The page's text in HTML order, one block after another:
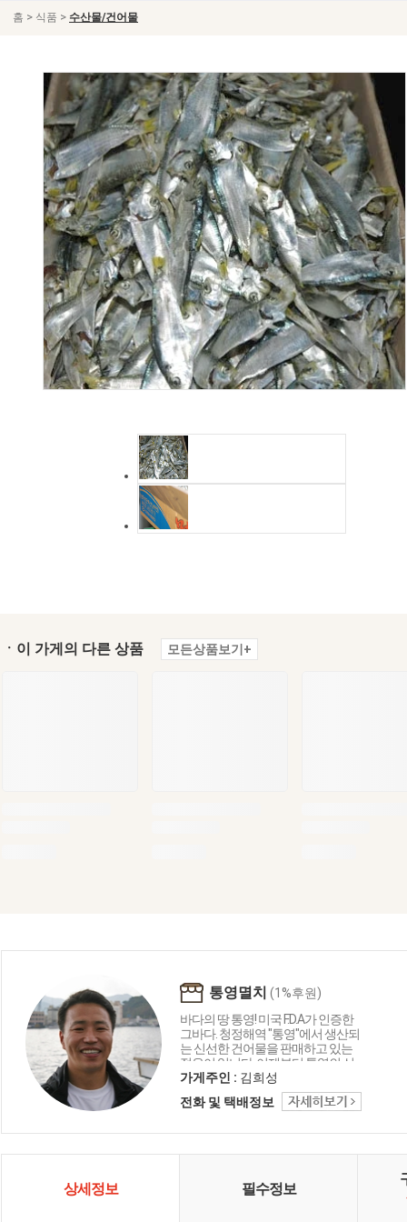
홈 > 식품 > 수산물/건어물
ㆍ이 가게의 다른 상품 모든상품보기+
통영멸치 (1%후원)
바다의 땅 통영! 미국 F.D.A가 인증한
그바다. 청정해역 "통영"에서 생산되
는 신선한 건어물을 판매하고 있는
젊은이 입니다. 이제부터 통영의 신
선한 먹거리 통영멸치가 책임지겠
가게주인 : 김희성
전화 및 택배정보
상세정보 필수정보